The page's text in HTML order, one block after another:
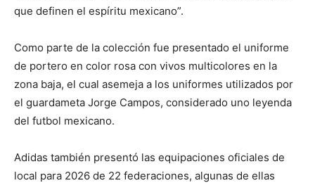
que definen el espíritu mexicano”.
Como parte de la colección fue presentado el uniforme
de portero en color rosa con vivos multicolores en la
zona baja, el cual asemeja a los uniformes utilizados por
el guardameta Jorge Campos, considerado uno leyenda
del futbol mexicano.
Adidas también presentó las equipaciones oficiales de
local para 2026 de 22 federaciones, algunas de ellas